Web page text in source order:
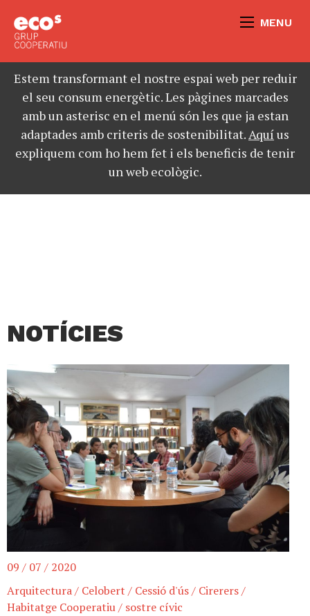
MENU
Estem transformant el nostre espai web per reduir
el seu consum energètic. Les pàgines marcades
amb un asterisc en el menú són les que ja estan
adaptades amb criteris de sostenibilitat.Aquíus
expliquem com ho hem fet i els beneficis de tenir
un web ecològic.
NOTÍCIES
09 / 07 / 2020
Arquitectura/ Celobert / Cessió d'ús/ Cirerers/
Habitatge Cooperatiu/ sostre cívic